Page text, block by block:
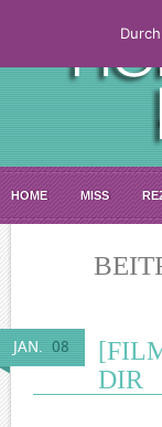
HOME MISS
JAN. 08
DIR